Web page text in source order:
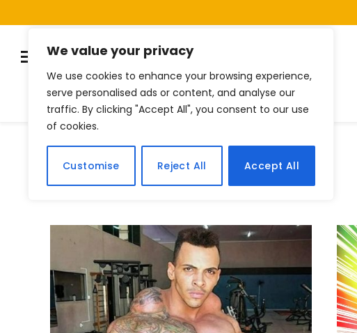
We value your privacy
We use cookies to enhance your browsing experience,
serve personalised ads or content, and analyse our
traffic. By clicking "Accept All", you consent to our use
of cookies.
Customise Reject All Accept All
Listas Quiz
BROWSING:SUPER HERÓIS